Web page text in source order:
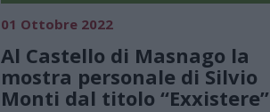
01 Ottobre 2022
Al Castello di Masnago la
mostra personale di Silvio
Monti dal titolo “Exxistere”